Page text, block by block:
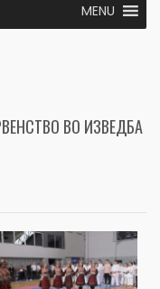
MENU
ВО ИЗВЕДБА